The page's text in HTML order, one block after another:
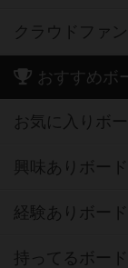
クラウドファ
おすすめボ
お気に入りボ
興味ありボー
経験ありボー
持ってるボー